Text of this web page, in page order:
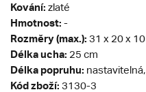
Kování: zlaté
Hmotnost: -
Rozměry (max.): 31 x 20 x
Délka ucha: 25 cm
Délka popruhu:
Kód zboží: 3130-3